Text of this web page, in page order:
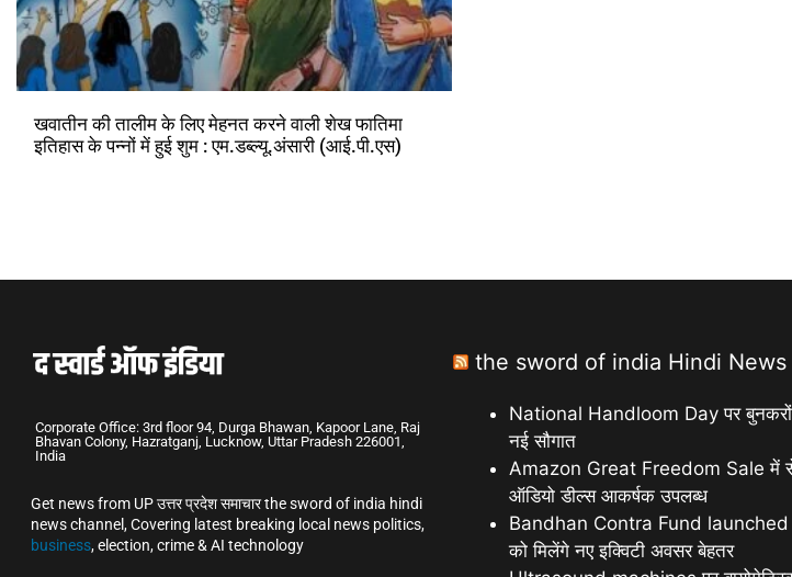
खवातीन की तालीम के लिए मेहनत करने वाली शेख फातिमा
इतिहास के पन्नों में हुई शुम : एम.डब्ल्यू.अंसारी (आई.पी.एस)
Corporate Office: 3rd floor 94, Durga Bhawan, Kapoor Lane, Raj
Bhavan Colony, Hazratganj, Lucknow, Uttar Pradesh 226001,
India
Get news from UP उत्तर प्रदेश समाचार the sword of india hindi
news channel, Covering latest breaking local news politics,
business, election, crime & AI technology
the sword of india Hindi News
National Handloom Day पर बुनकरों
नई सौगात
Amazon Great Freedom Sale में
ऑडियो डील्स आकर्षक उपलब्ध
Bandhan Contra Fund launched
को मिलेंगे नए इक्विटी अवसर बेहतर